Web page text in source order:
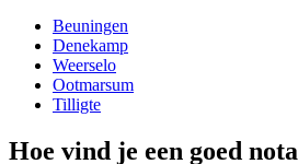
Beuningen
Denekamp
Weerselo
Ootmarsum
Tilligte
Hoe vind je een goed